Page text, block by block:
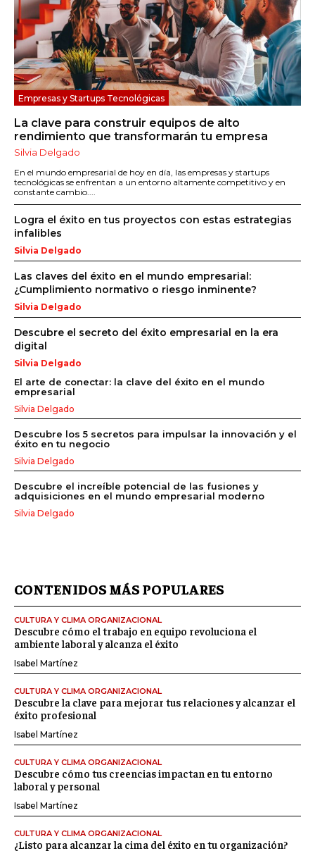
Empresas y Startups Tecnológicas
La clave para construir equipos de alto
rendimiento que transformarán tu empresa
Silvia Delgado
En el mundo empresarial de hoy en día, las empresas y startups
tecnológicas se enfrentan a un entorno altamente competitivo y en
constante cambio....
Logra el éxito en tus proyectos con estas estrategias
infalibles
Silvia Delgado
Las claves del éxito en el mundo empresarial:
¿Cumplimiento normativo o riesgo inminente?
Silvia Delgado
Descubre el secreto del éxito empresarial en la era
digital
Silvia Delgado
El arte de conectar: la clave del éxito en el mundo
empresarial
Silvia Delgado
Descubre los 5 secretos para impulsar la innovación y el
éxito en tu negocio
Silvia Delgado
Descubre el increíble potencial de las fusiones y
adquisiciones en el mundo empresarial moderno
Silvia Delgado
CONTENIDOS MÁS POPULARES
CULTURA Y CLIMA ORGANIZACIONAL
Descubre cómo el trabajo en equipo revoluciona el
ambiente laboral y alcanza el éxito
Isabel Martínez
CULTURA Y CLIMA ORGANIZACIONAL
Descubre la clave para mejorar tus relaciones y alcanzar el
éxito profesional
Isabel Martínez
CULTURA Y CLIMA ORGANIZACIONAL
Descubre cómo tus creencias impactan en tu entorno
laboral y personal
Isabel Martínez
CULTURA Y CLIMA ORGANIZACIONAL
¿Listo para alcanzar la cima del éxito en tu organización?